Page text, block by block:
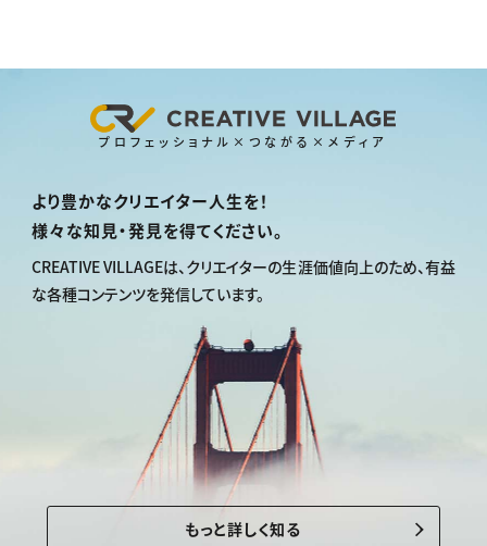
プロフェッショナル×つながる×メディア
より豊かなクリエイター人生を！
様々な知見・発見を得てください。
CREATIVE VILLAGEは、 クリエイターの生涯価値向上のため、有益
な各種コンテンツを発信しています。
もっと詳しく知る